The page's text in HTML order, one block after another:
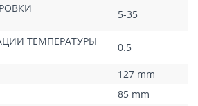
закреплении агрегата. Основание
В случае использования
клапанов в помещении их
в открытое положение.
5-35
ТЕМПЕРАТУРЫ
0.5
127 mm
85 mm